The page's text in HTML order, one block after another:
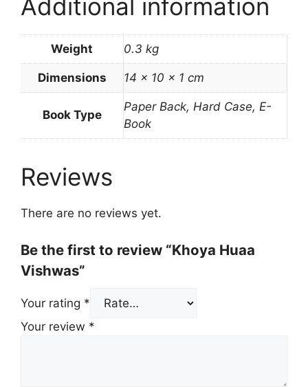
Additional information
Weight 0.3 kg
Dimensions 14 × 10 × 1 cm
Book Type
Paper Back, Hard Case, E-
Book
Reviews
There are no reviews yet.
Be the first to review “Khoya Huaa
Vishwas”
Your rating *
Your review *